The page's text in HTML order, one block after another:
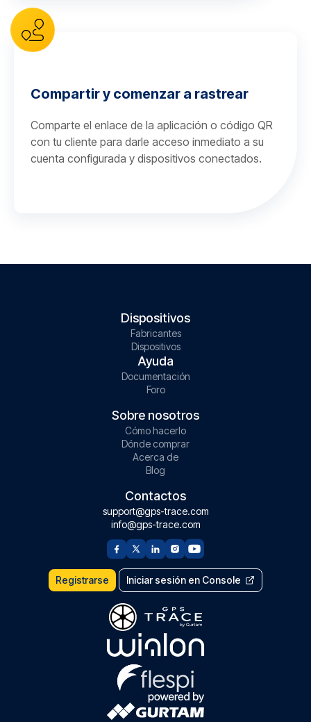
Compartir y comenzar a rastrear
Comparte el enlace de la aplicación o código QR
con tu cliente para darle acceso inmediato a su
cuenta configurada y dispositivos conectados.
Dispositivos
Fabricantes
Dispositivos
Ayuda
Documentación
Foro
Sobre nosotros
Cómo hacerlo
Dónde comprar
Acerca de
Blog
Contactos
support@gps-trace.com
info@gps-trace.com
Registrarse Iniciar sesión en Console